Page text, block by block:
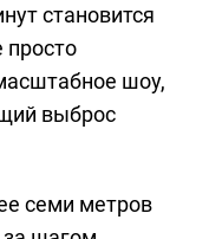
становится
просто
шоу,
выброс
семи метров